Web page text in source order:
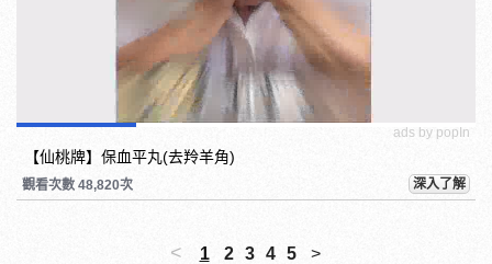
ads by popIn
【仙桃牌】保血平丸(去羚羊角)
觀看次數 48,820次 深入了解
< 1 2 3 4 5 >